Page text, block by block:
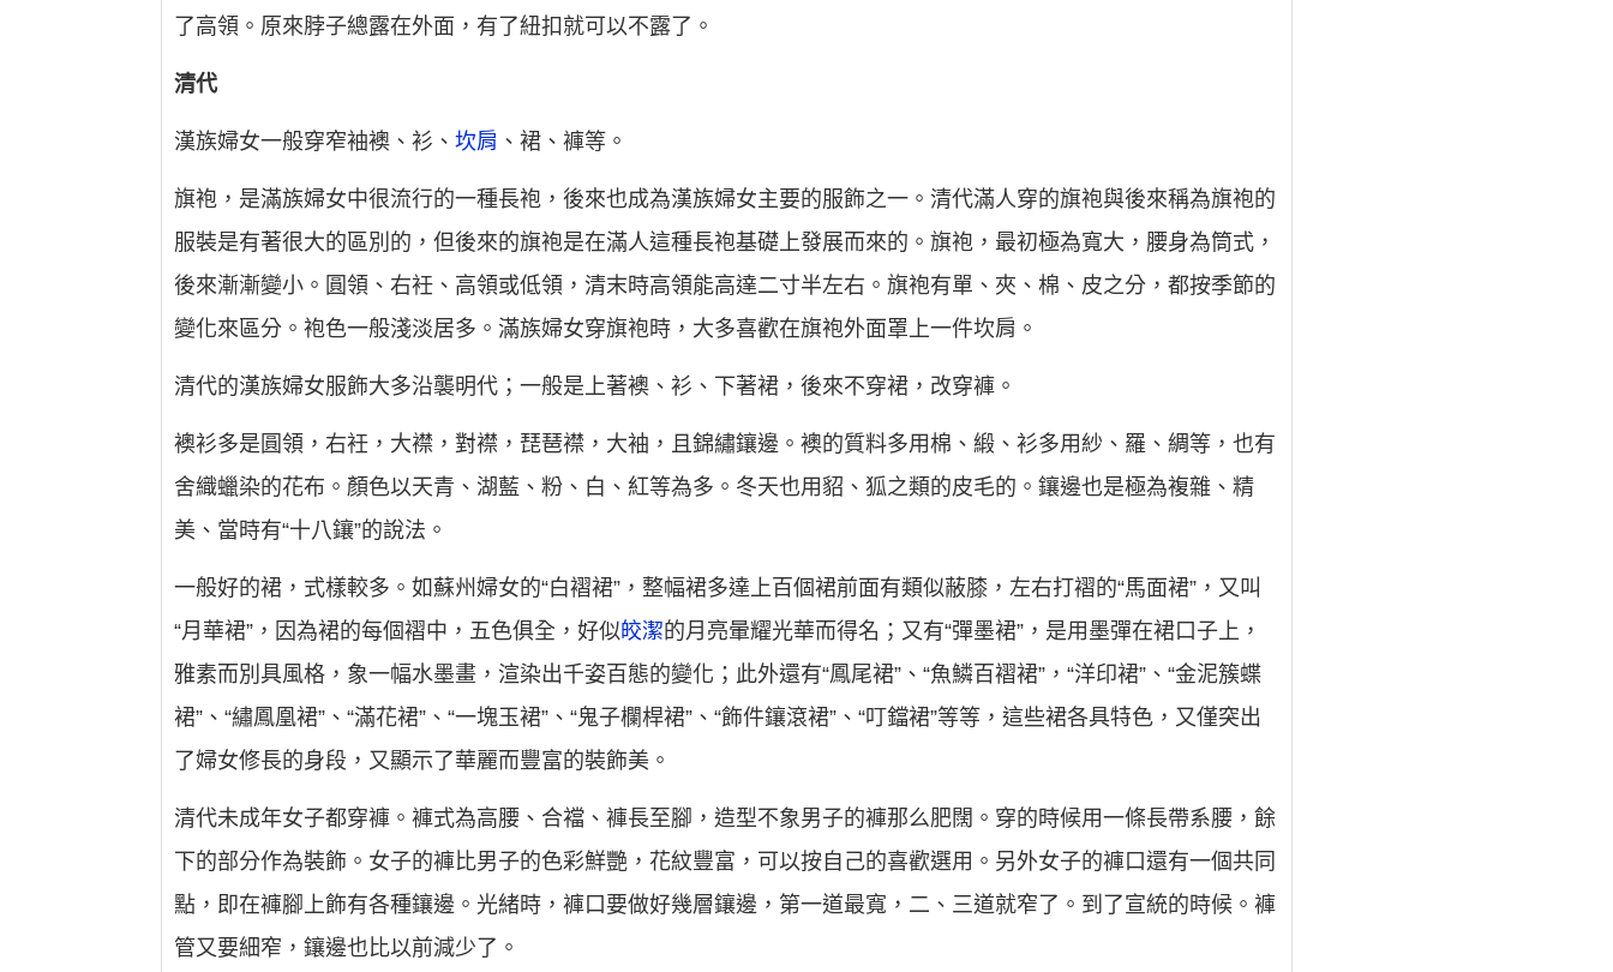
了高領。原來脖子總露在外面，有了紐扣就可以不露了。
清代
漢族婦女一般穿窄袖襖、衫、坎肩 、裙、褲等。
旗袍，是滿族婦女中很流行的一種長袍，後來也成為漢族婦女主要的服飾之一。清代滿人穿的旗袍與後來稱為旗袍的
服裝是有著很大的區別的，但後來的旗袍是在滿人這種長袍基礎上發展而來的。旗袍，最初極為寬大，腰身為筒式，
後來漸漸變小。圓領、右衽、高領或低領，清末時高領能高達二寸半左右。旗袍有單、夾、棉、皮之分，都按季節的
變化來區分。袍色一般淺淡居多。滿族婦女穿旗袍時，大多喜歡在旗袍外面罩上一件坎肩。
清代的漢族婦女服飾大多沿襲明代；一般是上著襖、衫、下著裙，後來不穿裙，改穿褲。
襖衫多是圓領，右衽，大襟，對襟，琵琶襟，大袖，且錦繡鑲邊。襖的質料多用棉、緞、衫多用紗、羅、綢等，也有
舍織蠟染的花布。顏色以天青、湖藍、粉、白、紅等為多。冬天也用貂、狐之類的皮毛的。鑲邊也是極為複雜、精
美、當時有“十八鑲”的說法。
一般好的裙，式樣較多。如蘇州婦女的“白褶裙”，整幅裙多達上百個裙前面有類似蔽膝，左右打褶的“馬面裙”，又叫
“月華裙”，因為裙的每個褶中，五色俱全，好似皎潔的月亮暈耀光華而得名；又有“彈墨裙”，是用墨彈在裙口子上，
雅素而別具風格，象一幅水墨畫，渲染出千姿百態的變化；此外還有“鳳尾裙”、“魚鱗百褶裙”，“洋印裙”、“金泥簇蝶
裙”、“繡鳳凰裙”、“滿花裙”、“一塊玉裙”、“鬼子欄桿裙”、“飾件鑲滾裙”、“叮鐺裙”等等，這些裙各具特色，又僅突出
了婦女修長的身段，又顯示了華麗而豐富的裝飾美。
清代未成年女子都穿褲。褲式為高腰、合襠、褲長至腳，造型不象男子的褲那么肥闊。穿的時候用一條長帶系腰，餘
下的部分作為裝飾。女子的褲比男子的色彩鮮艷，花紋豐富，可以按自己的喜歡選用。另外女子的褲口還有一個共同
點，即在褲腳上飾有各種鑲邊。光緒時，褲口要做好幾層鑲邊，第一道最寬，二、三道就窄了。到了宣統的時候。褲
管又要細窄，鑲邊也比以前減少了。